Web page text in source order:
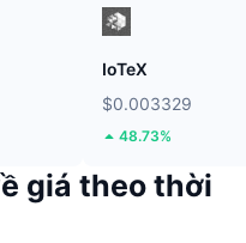
IoTeX
$0.003329
48.73%
giá theo thời